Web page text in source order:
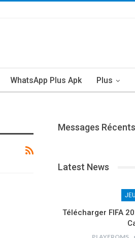
WhatsApp Plus Apk Plus
Messages Récents
Latest News
Télécharger FIFA